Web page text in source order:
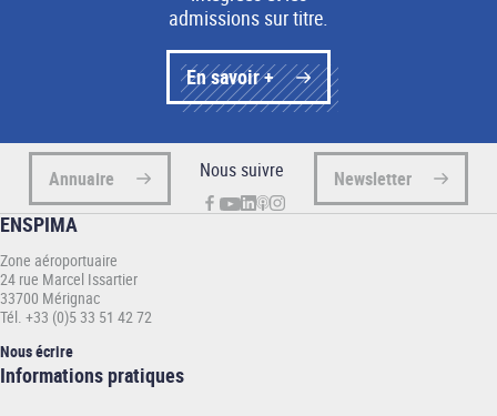
admissions sur titre.
En savoir +
Annuaire Nous suivre Newsletter
ENSPIMA
Zone aéroportuaire
24 rue Marcel Issartier
33700 Mérignac
Tél. +33 (0)5 33 51 42 72
Nous écrire
Informations
Informations pratiques